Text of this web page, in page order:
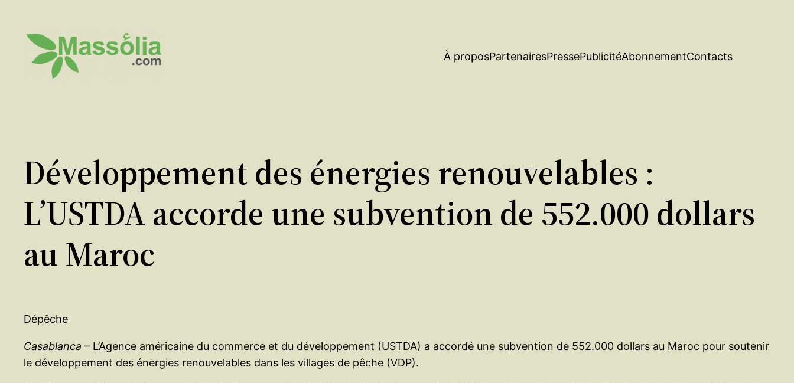
contenu
À proposPartenairesPressePublicitéAbonnementContacts
Développement des énergies renouvelables :
L’USTDA accorde une subvention de 552.000 dollars
au Maroc
Dépêche
Casablanca – L’Agence américaine du commerce et du développement (USTDA) a accordé une subvention de 552.000 dollars au Maroc pour soutenir
le développement des énergies renouvelables dans les villages de pêche (VDP).